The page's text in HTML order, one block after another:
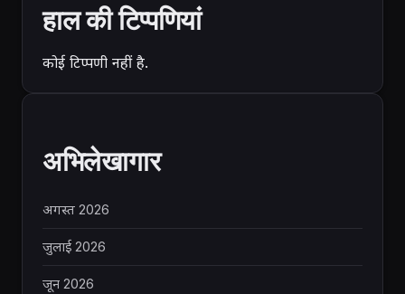
हाल की टिप्पणियां
कोई टिप्पणी नहीं है.
अभिलेखागार
अगस्त 2026
जुलाई 2026
जून 2026